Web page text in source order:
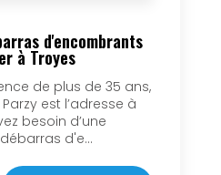
d'encombrants
à Troyes
de plus de 35 ans,
est l’adresse à
besoin d’une
d'e...